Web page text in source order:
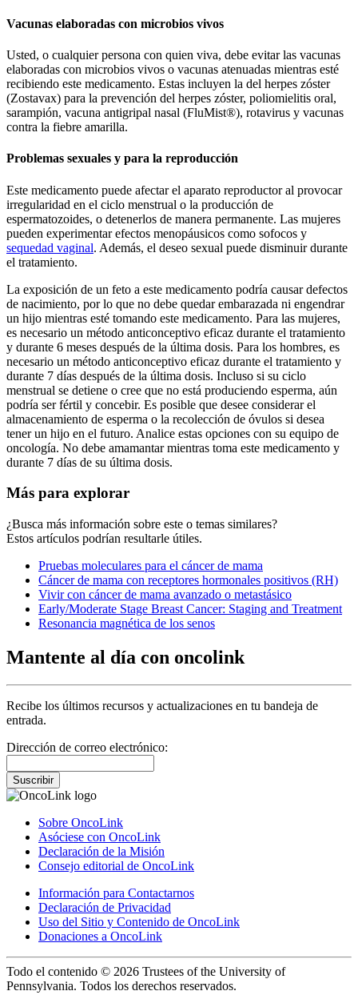
Vacunas elaboradas con microbios vivos
Usted, o cualquier persona con quien viva, debe evitar las vacunas
elaboradas con microbios vivos o vacunas atenuadas mientras esté
recibiendo este medicamento. Estas incluyen la del herpes zóster
(Zostavax) para la prevención del herpes zóster, poliomielitis oral,
sarampión, vacuna antigripal nasal (FluMist®), rotavirus y vacunas
contra la fiebre amarilla.
Problemas sexuales y para la reproducción
Este medicamento puede afectar el aparato reproductor al provocar
irregularidad en el ciclo menstrual o la producción de
espermatozoides, o detenerlos de manera permanente. Las mujeres
pueden experimentar efectos menopáusicos como sofocos y
sequedad vaginal. Además, el deseo sexual puede disminuir durante
el tratamiento.
La exposición de un feto a este medicamento podría causar defectos
de nacimiento, por lo que no debe quedar embarazada ni engendrar
un hijo mientras esté tomando este medicamento. Para las mujeres,
es necesario un método anticonceptivo eficaz durante el tratamiento
y durante 6 meses después de la última dosis. Para los hombres, es
necesario un método anticonceptivo eficaz durante el tratamiento y
durante 7 días después de la última dosis. Incluso si su ciclo
menstrual se detiene o cree que no está produciendo esperma, aún
podría ser fértil y concebir. Es posible que desee considerar el
almacenamiento de esperma o la recolección de óvulos si desea
tener un hijo en el futuro. Analice estas opciones con su equipo de
oncología. No debe amamantar mientras toma este medicamento y
durante 7 días de su última dosis.
Más para explorar
¿Busca más información sobre este o temas similares?
Estos artículos podrían resultarle útiles.
Pruebas moleculares para el cáncer de mama
Cáncer de mama con receptores hormonales positivos (RH)
Vivir con cáncer de mama avanzado o metastásico
Early/Moderate Stage Breast Cancer: Staging and Treatment
Resonancia magnética de los senos
Mantente al día con oncolink
Recibe los últimos recursos y actualizaciones en tu bandeja de
entrada.
Dirección de correo electrónico:
Suscribir
Sobre OncoLink
Asóciese con OncoLink
Declaración de la Misión
Consejo editorial de OncoLink
Información para Contactarnos
Declaración de Privacidad
Uso del Sitio y Contenido de OncoLink
Donaciones a OncoLink
Todo el contenido © 2026 Trustees of the University of
Pennsylvania. Todos los derechos reservados.